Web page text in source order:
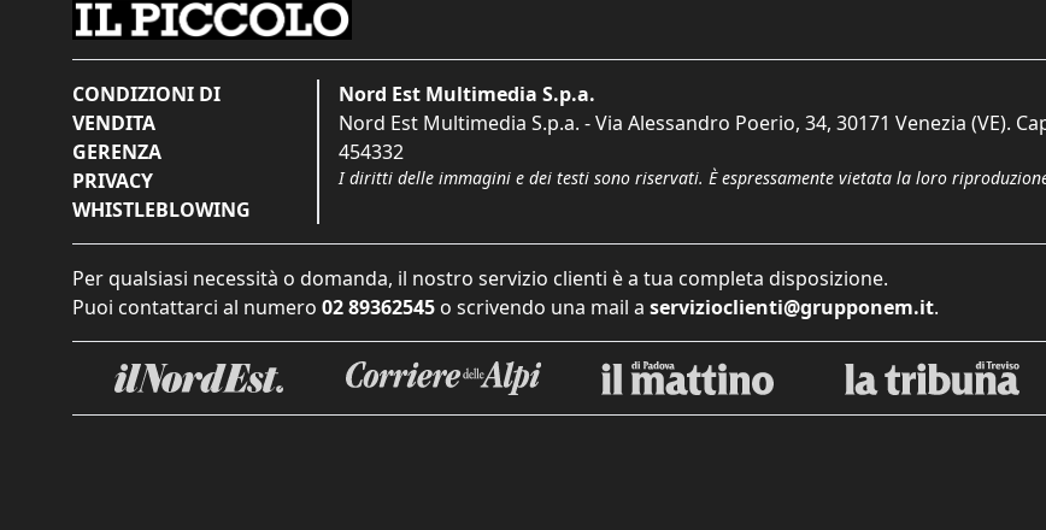
CONDIZIONI DI
VENDITA
GERENZA
PRIVACY
WHISTLEBLOWING
Nord Est Multimedia S.p.a.
Nord Est Multimedia S.p.a. - Via Alessandro Poerio, 34, 30171 Venezia (VE).
454332
I diritti delle immagini e dei testi sono riservati. È espressamente vietata la loro
Per qualsiasi necessità o domanda, il nostro servizio clienti è a tua completa disposizione.
Puoi contattarci al numero 02 89362545 o scrivendo una mail a servizioclienti@grupponem.it.